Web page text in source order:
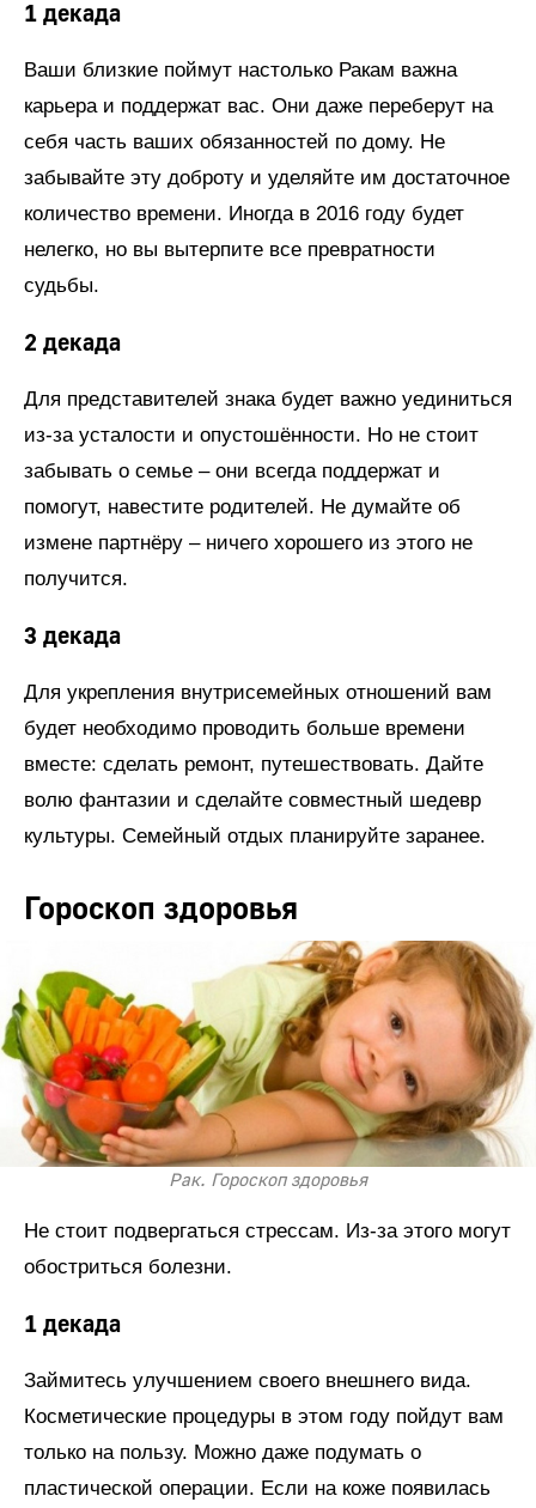
1 декада
Ваши близкие поймут настолько Ракам важна
карьера и поддержат вас. Они даже переберут на
себя часть ваших обязанностей по дому. Не
забывайте эту доброту и уделяйте им достаточное
количество времени. Иногда в 2016 году будет
нелегко, но вы вытерпите все превратности
судьбы.
2 декада
Для представителей знака будет важно уединиться
из-за усталости и опустошённости. Но не стоит
забывать о семье – они всегда поддержат и
помогут, навестите родителей. Не думайте об
измене партнёру – ничего хорошего из этого не
получится.
3 декада
Для укрепления внутрисемейных отношений вам
будет необходимо проводить больше времени
вместе: сделать ремонт, путешествовать. Дайте
волю фантазии и сделайте совместный шедевр
культуры. Семейный отдых планируйте заранее.
Гороскоп здоровья
Рак. Гороскоп здоровья
Не стоит подвергаться стрессам. Из-за этого могут
обостриться болезни.
1 декада
Займитесь улучшением своего внешнего вида.
Косметические процедуры в этом году пойдут вам
только на пользу. Можно даже подумать о
пластической операции. Если на коже появилась